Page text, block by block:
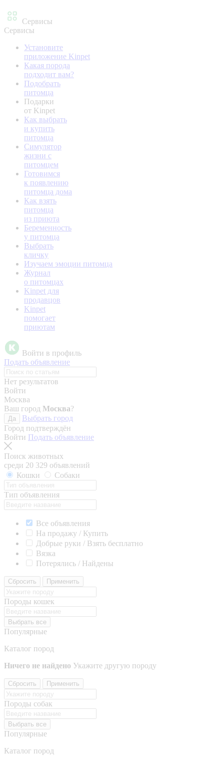
Сервисы
Сервисы
Установите
приложение Kinpet
Какая порода
подходит вам?
Подобрать
питомца
Подарки
от Kinpet
Как выбрать
и купить
питомца
Симулятор
жизни с
питомцем
Готовимся
к появлению
питомца дома
Как взять
питомца
из приюта
Беременность
у питомца
Выбрать
кличку
Изучаем эмоции питомца
Журнал
о питомцах
Kinpet для
продавцов
Kinpet
помогает
приютам
Войти в профиль
Подать объявление
Нет результатов
Войти
Москва
Ваш город Москва?
Да
Выбрать город
Город подтверждён
Войти Подать объявление
Поиск животных
среди 20 329 объявлений
Кошки
Собаки
Тип объявления
Все объявления
На продажу / Купить
Добрые руки / Взять бесплатно
Вязка
Потерялись / Найдены
Сбросить Применить
Породы кошек
Выбрать все
Популярные
Каталог пород
Ничего не найдено Укажите другую породу
Сбросить Применить
Породы собак
Выбрать все
Популярные
Каталог пород